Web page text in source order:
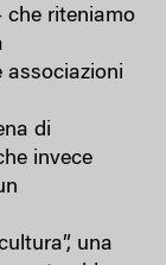
che riteniamo
associazioni
di
invece
una